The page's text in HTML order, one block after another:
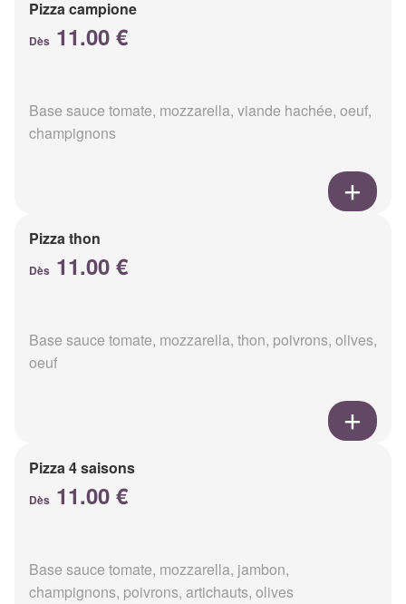
Pizza campione
Dès 11.00 €
Base sauce tomate, mozzarella, viande hachée, oeuf,
champignons
Pizza thon
Dès 11.00 €
Base sauce tomate, mozzarella, thon, poivrons, olives,
oeuf
Pizza 4 saisons
Dès 11.00 €
Base sauce tomate, mozzarella, jambon,
champignons, poivrons, artichauts, olives